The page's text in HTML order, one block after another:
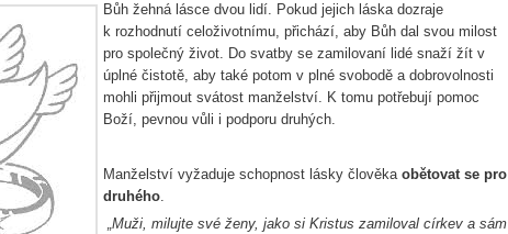
Bůh žehná lásce dvou lidí. Pokud jejich láska dozraje
k rozhodnutí celoživotnímu, přichází, aby Bůh dal svou milost
pro společný život. Do svatby se zamilovaní lidé snaží žít v
úplné čistotě, aby také potom v plné svobodě a dobrovolnosti
mohli přijmout svátost manželství. K tomu potřebují pomoc
Boží, pevnou vůli i podporu druhých.
Manželství vyžaduje schopnost lásky člověka obětovat se pro
druhého.
„Muži, milujte své ženy, jako si Kristus zamiloval církev a sám